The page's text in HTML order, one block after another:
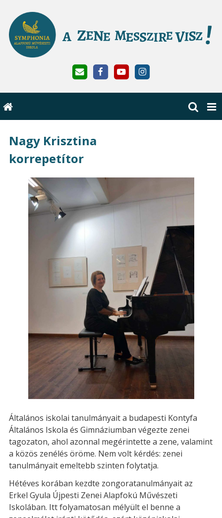
Nagy Krisztina
korrepetítor
Általános iskolai tanulmányait a budapesti Kontyfa
Általános Iskola és Gimnáziumban végezte zenei
tagozaton, ahol azonnal megérintette a zene, valamint
a közös zenélés öröme. Nem volt kérdés: zenei
tanulmányait emeltebb szinten folytatja.
Hétéves korában kezdte zongoratanulmányait az
Erkel Gyula Újpesti Zenei Alapfokú Művészeti
Iskolában. Itt folyamatosan mélyült el benne a